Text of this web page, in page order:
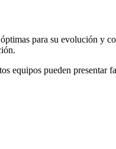
para su evolución y
equipos pueden presentar